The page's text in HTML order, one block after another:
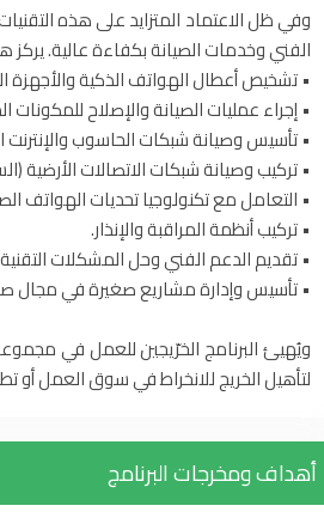
وفي ظل الاعتماد المتزايد على هذه
الفني وخدمات الصيانة بكفاءة عالية.
• تشخيص أعطال الهواتف الذكية والأجهزة
• إجراء عمليات الصيانة والإصلاح للمكونات
• تأسيس وصيانة شبكات الحاسوب والإنترنت
• تركيب وصيانة شبكات الاتصالات الأرضية
• التعامل مع تكنولوجيا تحديات الهواتف
• تركيب أنظمة المراقبة والإنذار.
• تقديم الدعم الفني وحل المشكلات
• تأسيس وإدارة مشاريع صغيرة في مجال
ويُهيئ البرنامج الخرّيجين للعمل في
لتأهيل الخريج للانخراط في سوق العمل
أهداف ومخرجات البرنامج